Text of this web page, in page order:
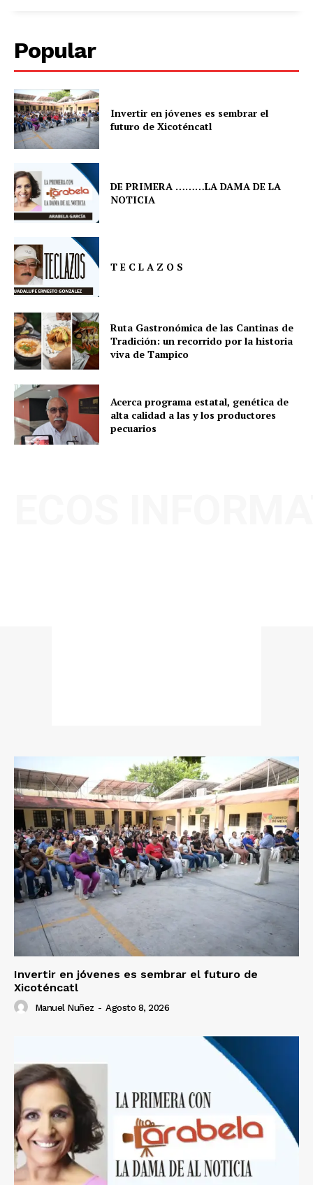
Popular
Invertir en jóvenes es sembrar el
futuro de Xicoténcatl
DE PRIMERA ………LA DAMA DE LA
NOTICIA
T E C L A Z O S
Ruta Gastronómica de las Cantinas de
Tradición: un recorrido por la historia
viva de Tampico
Acerca programa estatal, genética de
alta calidad a las y los productores
pecuarios
Invertir en jóvenes es sembrar el futuro de
Xicoténcatl
Manuel Nuñez - Agosto 8, 2026